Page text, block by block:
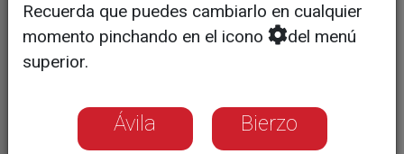
Recuerda que puedes cambiarlo en cualquier
momento pinchando en el icono
del menú
superior.
Ávila Bierzo